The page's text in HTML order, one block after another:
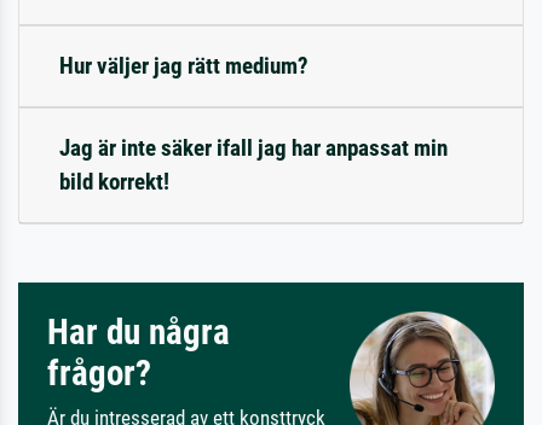
Hur väljer jag rätt medium?
Jag är inte säker ifall jag har anpassat min
bild korrekt!
Har du några
frågor?
Är du intresserad av ett konsttryck